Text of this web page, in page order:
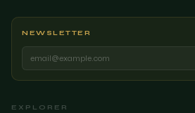
NEWSLETTER
EXPLORER